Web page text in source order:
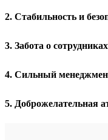
2. Стабильность и
3. Забота о
4. Сильный
5. Доброжелательная